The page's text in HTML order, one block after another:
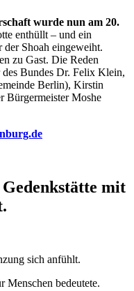
wurde nun am 20.
enthüllt – und ein
Shoah eingeweiht.
zu Gast. Die Reden
des Bundes Dr. Felix Klein,
Berlin), Kirstin
Bürgermeister Moshe
mit
sich anfühlt.
Menschen bedeutete.